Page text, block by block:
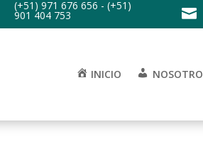
(+51) 971 676 656 - (+51)
901 404 753 
INICIO